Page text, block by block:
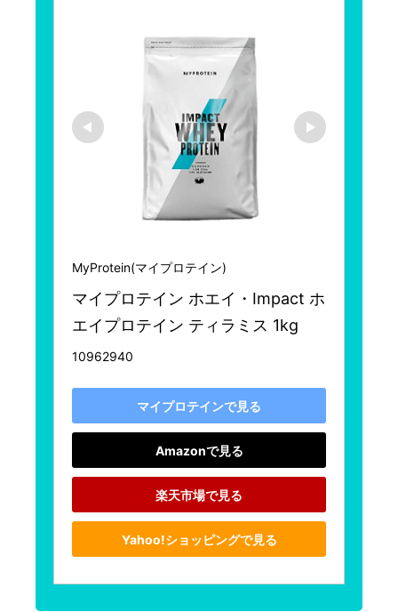
MyProtein(マイプロテイン)
マイプロテイン ホエイ・Impact ホ
エイプロテイン ティラミス 1kg
10962940
マイプロテインで見る
Amazonで見る
楽天市場で見る
Yahoo!ショッピングで見る